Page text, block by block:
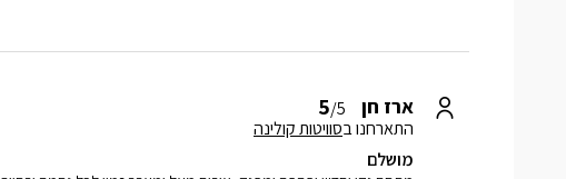
ארז חן 5/5
התארחנו בסוויטות קולינה
מושלם